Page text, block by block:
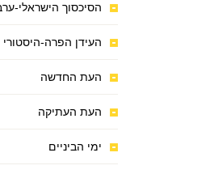
הסיכסוך הישראלי-
העידן הפרה-היסטורי
העת החדשה
העת העתיקה
ימי הביניים